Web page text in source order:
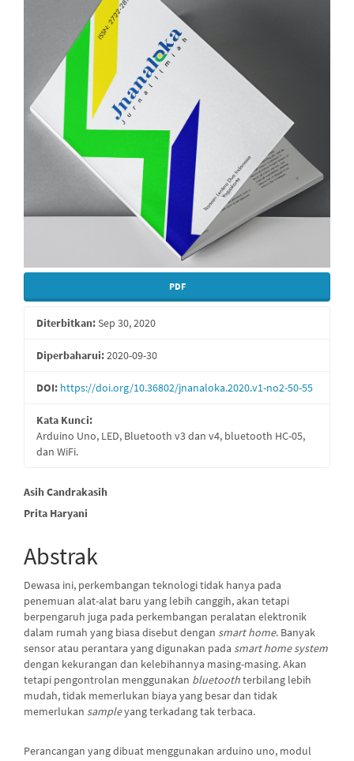
Artikel
PDF
Diterbitkan:Sep 30, 2020
Diperbaharui:2020-09-30
DOI: https://doi.org/10.36802/jnanaloka.2020.v1-no2-50-55
Kata Kunci:
Arduino Uno, LED, Bluetooth v3 dan v4, bluetooth HC-05,
dan WiFi.
Isi
Artikel
Utama
Asih Candrakasih
Prita Haryani
Abstrak
Dewasa ini, perkembangan teknologi tidak hanya pada
penemuan alat-alat baru yang lebih canggih, akan tetapi
berpengaruh juga pada perkembangan peralatan elektronik
dalam rumah yang biasa disebut dengan smart home. Banyak
sensor atau perantara yang digunakan pada smart home system
dengan kekurangan dan kelebihannya masing-masing. Akan
tetapi pengontrolan menggunakan bluetoothterbilang lebih
mudah, tidak memerlukan biaya yang besar dan tidak
memerlukan sampleyang terkadang tak terbaca.
Perancangan yang dibuat menggunakan arduino uno, modul